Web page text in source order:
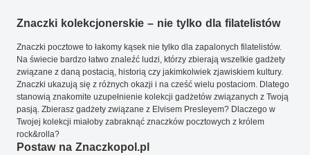
Znaczki kolekcjonerskie – nie tylko dla filatelistów
Znaczki pocztowe to łakomy kąsek nie tylko dla zapalonych filatelistów.
Na świecie bardzo łatwo znaleźć ludzi, którzy zbierają wszelkie gadżety
związane z daną postacią, historią czy jakimkolwiek zjawiskiem kultury.
Znaczki ukazują się z różnych okazji i na cześć wielu postaciom. Dlatego
stanowią znakomite uzupełnienie kolekcji gadżetów związanych z Twoją
pasją. Zbierasz gadżety związane z Elvisem Presleyem? Dlaczego w
Twojej kolekcji miałoby zabraknąć znaczków pocztowych z królem
rock&rolla?
Postaw na Znaczkopol.pl